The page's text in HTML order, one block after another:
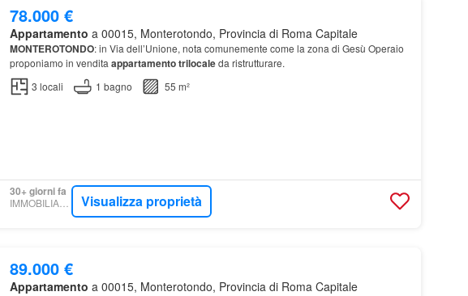
78.000 €
Appartamento a 00015, Monterotondo, Provincia di Roma Capitale
MONTEROTONDO: in Via dell’Unione, nota comunemente come la zona di Gesù Operaio
proponiamo in vendita appartamentotrilocaleda ristrutturare.
3 locali 1 bagno 55 m²
30+ giorni fa
IMMOBILIARE.IT Visualizza proprietà
89.000 €
Appartamento a 00015, Monterotondo, Provincia di Roma Capitale